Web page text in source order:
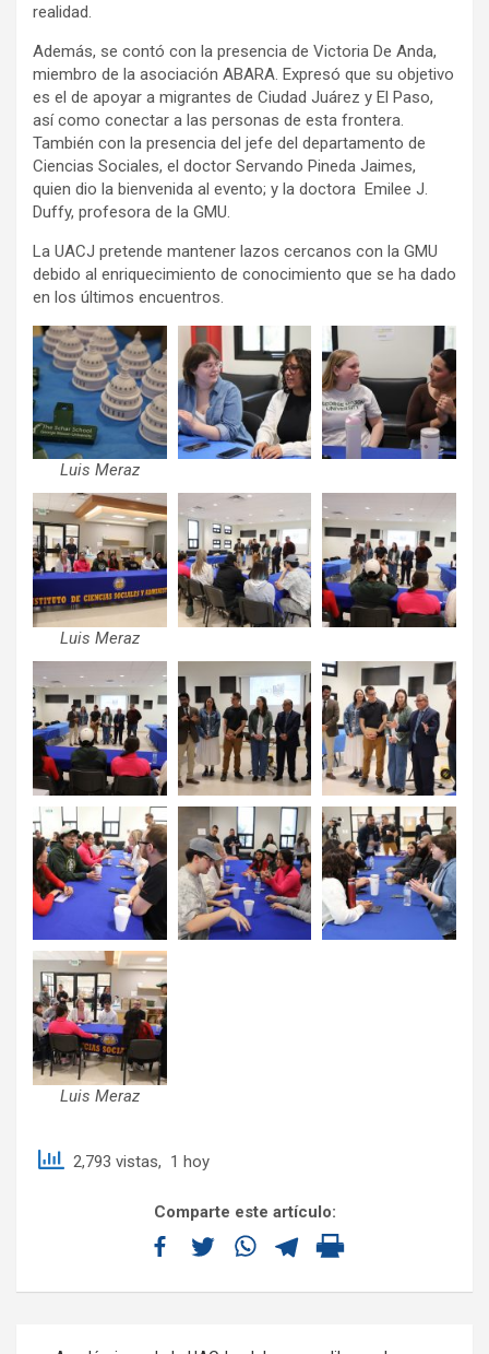
realidad.
Además, se contó con la presencia de Victoria De Anda,
miembro de la asociación ABARA. Expresó que su objetivo
es el de apoyar a migrantes de Ciudad Juárez y El Paso,
así como conectar a las personas de esta frontera.
También con la presencia del jefe del departamento de
Ciencias Sociales, el doctor Servando Pineda Jaimes,
quien dio la bienvenida al evento; y la doctora Emilee J.
Duffy, profesora de la GMU.
La UACJ pretende mantener lazos cercanos con la GMU
debido al enriquecimiento de conocimiento que se ha dado
en los últimos encuentros.
Luis Meraz
Luis Meraz
Luis Meraz
2,793 vistas, 1 hoy
Comparte este artículo: